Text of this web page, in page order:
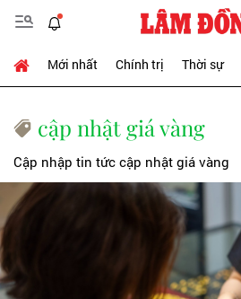
Mới nhất Chính trị Thời sự
cập nhật giá vàng
Cập nhập tin tức cập nhật giá vàng